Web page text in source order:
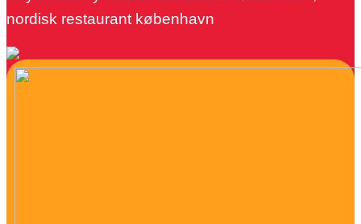
nordisk restaurant københavn